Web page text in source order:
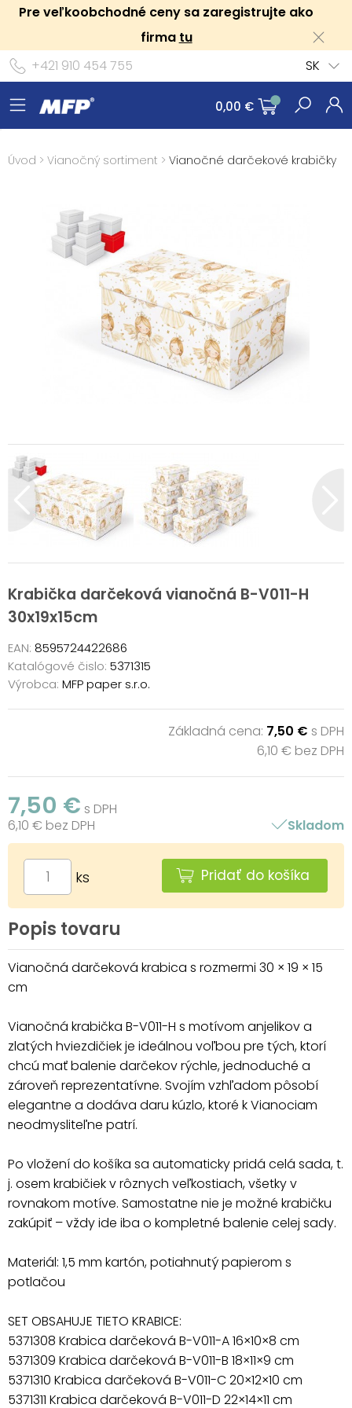
Pre veľkoobchodné ceny sa zaregistrujte ako
firma tu
+421 910 454 755
SK
0,00 €
Úvod > Vianočný sortiment > Vianočné darčekové krabičky
Krabička darčeková vianočná B-V011-H
30x19x15cm
EAN: 8595724422686
Katalógové čislo: 5371315
Výrobca: MFP paper s.r.o.
Základná cena: 7,50 € s DPH
6,10 € bez DPH
7,50 € s DPH
6,10 € bez DPH
Skladom
ks Pridať do košíka
Popis tovaru
Vianočná darčeková krabica s rozmermi 30 × 19 × 15
cm
Vianočná krabička B-V011-H s motívom anjelikov a
zlatých hviezdičiek je ideálnou voľbou pre tých, ktorí
chcú mať balenie darčekov rýchle, jednoduché a
zároveň reprezentatívne. Svojím vzhľadom pôsobí
elegantne a dodáva daru kúzlo, ktoré k Vianociam
neodmysliteľne patrí.
Po vložení do košíka sa automaticky pridá celá sada, t.
j. osem krabičiek v rôznych veľkostiach, všetky v
rovnakom motíve. Samostatne nie je možné krabičku
zakúpiť – vždy ide iba o kompletné balenie celej sady.
Materiál: 1,5 mm kartón, potiahnutý papierom s
potlačou
SET OBSAHUJE TIETO KRABICE:
5371308 Krabica darčeková B-V011-A 16×10×8 cm
5371309 Krabica darčeková B-V011-B 18×11×9 cm
5371310 Krabica darčeková B-V011-C 20×12×10 cm
5371311 Krabica darčeková B-V011-D 22×14×11 cm